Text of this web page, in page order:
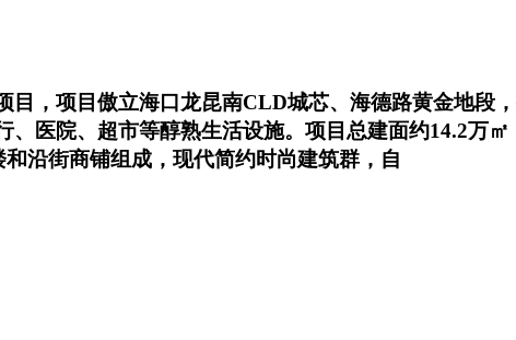
，项目傲立海口龙昆南CLD城芯、海德路黄金地段
医院、超市等醇熟生活设施。项目总建面约14.2万
沿街商铺组成，现代简约时尚建筑群，自